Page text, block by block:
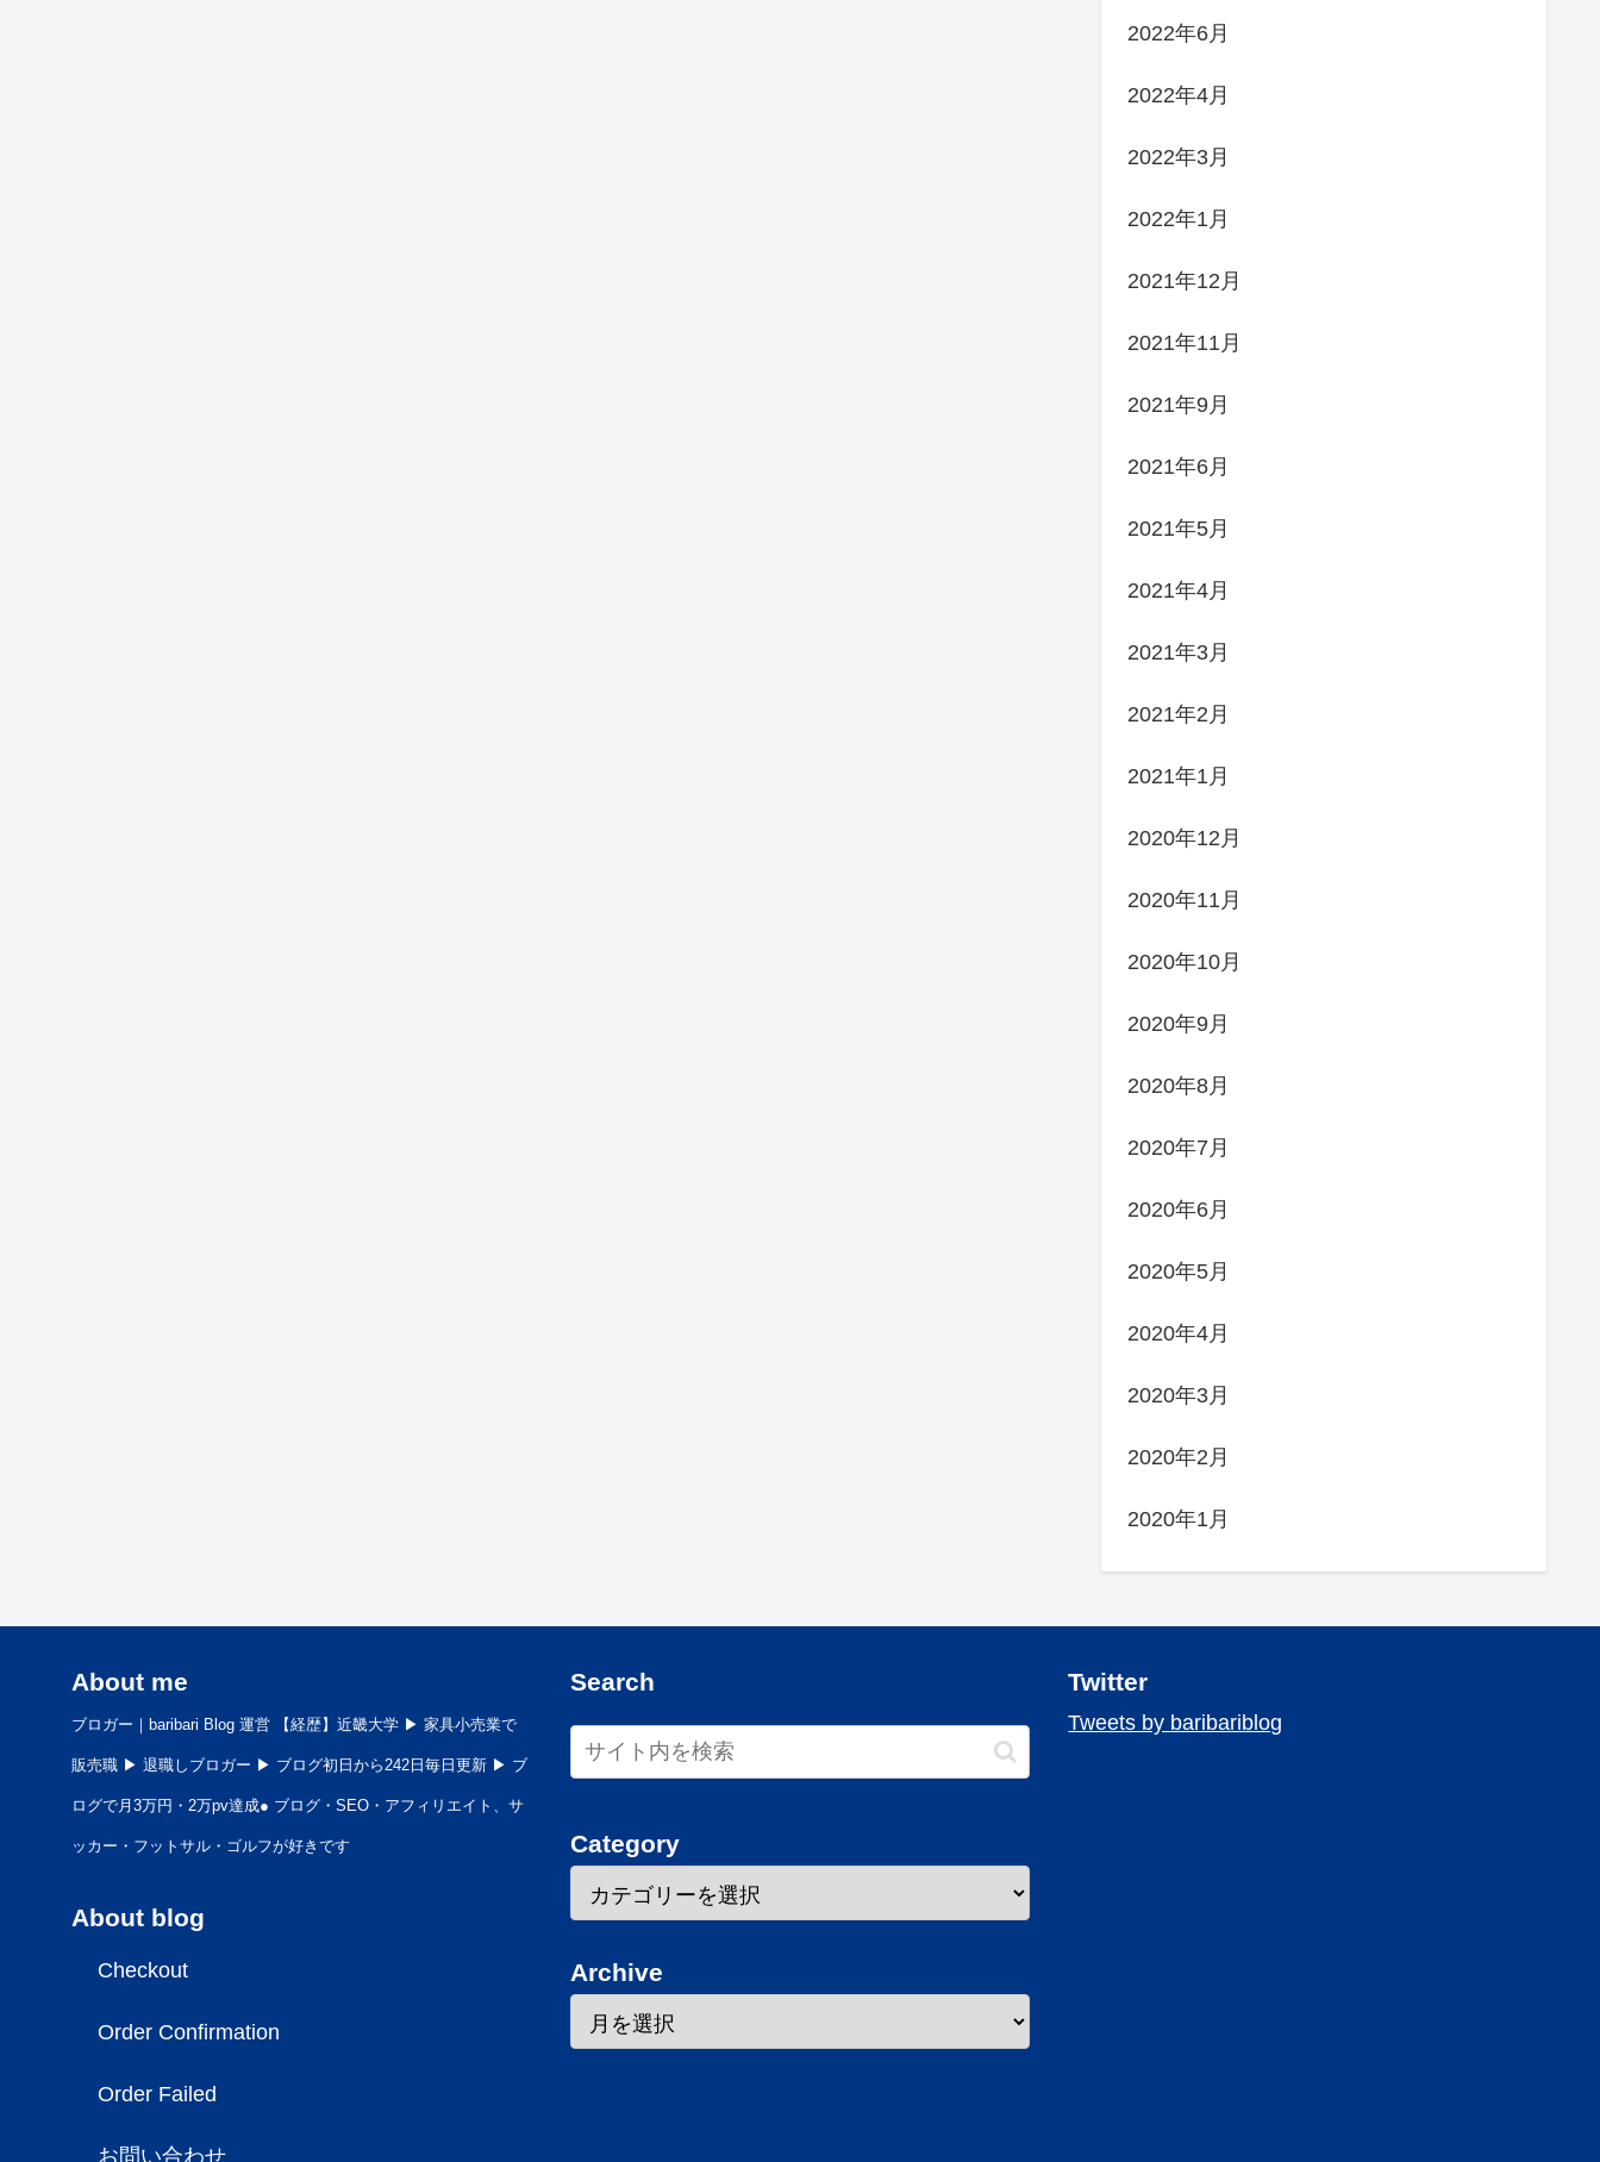
2022年6月
2022年4月
2022年3月
2022年1月
2021年12月
2021年11月
2021年9月
2021年6月
2021年5月
2021年4月
2021年3月
2021年2月
2021年1月
2020年12月
2020年11月
2020年10月
2020年9月
2020年8月
2020年7月
2020年6月
2020年5月
2020年4月
2020年3月
2020年2月
2020年1月
About me
ブロガー｜baribari Blog 運営 【経歴】近畿大学 ▶︎ 家具小売業で
販売職 ▶︎ 退職しブロガー ▶︎ ブログ初日から242日毎日更新 ▶︎ ブ
ログで月3万円・2万pv達成● ブログ・SEO・アフィリエイト、サ
ッカー・フットサル・ゴルフが好きです
About blog
Checkout
Order Confirmation
Order Failed
お問い合わせ
Search
Category
Archive
Twitter
Tweets by baribariblog